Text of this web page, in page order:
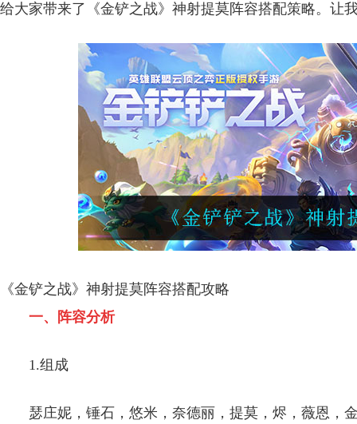
给大家带来了《金铲之战》神射提莫阵容搭配策略。让
《金铲之战》神射提莫阵容搭配攻略
一、阵容分析
1.组成
瑟庄妮，锤石，悠米，奈德丽，提莫，烬，薇恩，